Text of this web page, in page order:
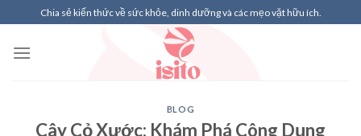
to
content
Chia sẻ kiến thức về sức khỏe, dinh dưỡng và các mẹo vặt hữu ích.
BLOG
Cây Cỏ Xước: Khám Phá Công Dụng